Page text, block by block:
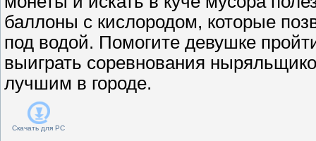
баллоны с кислородом, которые
под водой. Помогите девушке
выиграть соревнования
лучшим в городе.
Скачать для PC